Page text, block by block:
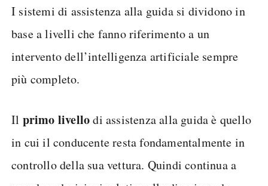
I sistemi di assistenza alla guida si dividono in
base a livelli che fanno riferimento a un
intervento dell’intelligenza artificiale sempre
più completo.
Il primo livellodi assistenza alla guida è quello
in cui il conducente resta fondamentalmente in
controllo della sua vettura. Quindi continua a